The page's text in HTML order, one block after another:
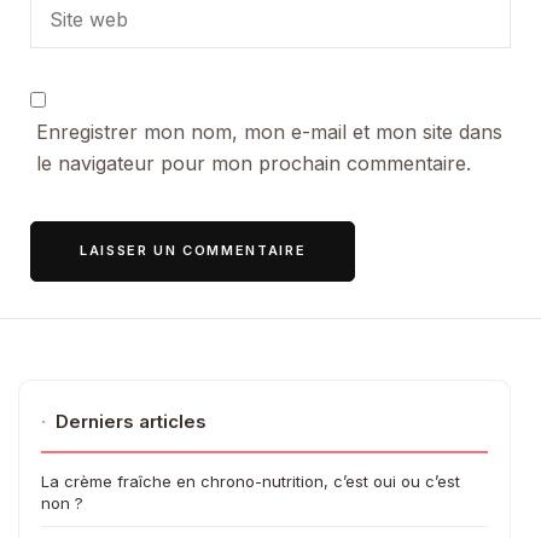
Enregistrer mon nom, mon e-mail et mon site dans
le navigateur pour mon prochain commentaire.
· Derniers articles
La crème fraîche en chrono-nutrition, c’est oui ou c’est
non ?